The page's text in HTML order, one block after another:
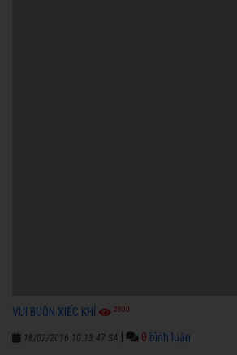
VUI BUÔN XIẾC KHỈ 2500
18/02/2016 10:13:47 SA 0 bình luận